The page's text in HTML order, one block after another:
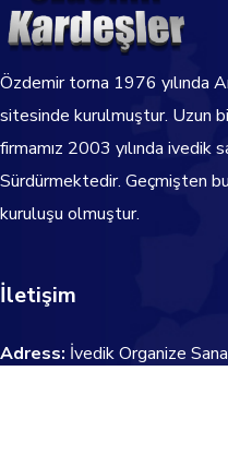
Özdemir torna 1976 yılında
sitesinde kurulmuştur. Uzun
firmamız 2003 yılında ivedik
Sürdürmektedir. Geçmişten
kuruluşu olmuştur.
İletişim
Adress: İvedik Organize